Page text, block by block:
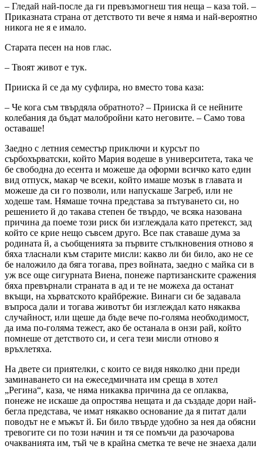
– Гледай най-после да ги превъзмогнеш тия неща – каза той. –
Приказната страна от детството ти вече я няма и най-вероятно
никога не я е имало.
Старата песен на нов глас.
– Твоят живот е тук.
Прииска й се да му суфлира, но вместо това каза:
– Че кога съм твърдяла обратното? – Прииска й се нейните
колебания да бъдат малобройни като неговите. – Само това
оставаше!
Заедно с летния семестър приключи и курсът по
сърбохърватски, който Мария водеше в университета, така че
бе свободна до есента и можеше да оформи всичко като един
вид отпуск, макар че всеки, който имаше мозък в главата и
можеше да си го позволи, или напускаше Загреб, или не
ходеше там. Нямаше точна представа за пътуването си, но
решението й до такава степен бе твърдо, че всяка назована
причина да поеме този риск би изглеждала като претекст, зад
който се крие нещо съвсем друго. Все пак ставаше дума за
родината й, а съобщенията за първите стълкновения отново я
бяха тласнали към старите мисли: какво ли би било, ако не се
бе наложило да бяга тогава, през войната, заедно с майка си в
уж все още сигурната Виена, понеже партизанските сражения
бяха превърнали страната в ад и те не можеха да останат
вкъщи, на хърватското крайбрежие. Винаги си бе задавала
въпроса дали и тогава животът би изглеждал като някаква
случайност, или щеше да бъде вече по-голяма необходимост,
да има по-голяма тежест, ако бе останала в онзи рай, който
помнеше от детството си, и сега тези мисли отново я
връхлетяха.
На двете си приятелки, с които се видя няколко дни преди
заминаването си на ежеседмичната им среща в хотел
„Регина“, каза, че няма никаква причина да се оплаква,
понеже не искаше да опростява нещата и да създаде дори най-
бегла представа, че имат някакво основание да я питат дали
поводът не е мъжът й. Би било твърде удобно за нея да обясни
тревогите си по този начин и тя се помъчи да разочарова
очакванията им, тъй че в крайна сметка те вече не знаеха дали